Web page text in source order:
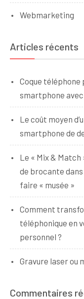
Webmarketing
Articles récents
Coque
smartphone
Le coût moyen
smartphone de
Le « Mix &
de brocante
faire « musée »
Comment
téléphonique en
personnel ?
Gravure laser ou
Commentaires